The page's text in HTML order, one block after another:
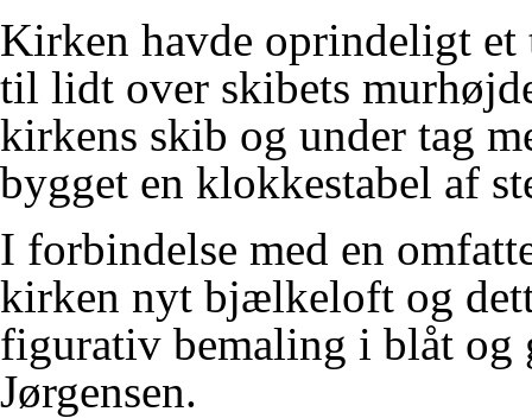
Kirken havde oprindeligt et
til lidt over skibets
kirkens skib og under tag
bygget en klokkestabel af
I forbindelse med en
kirken nyt bjælkeloft og
figurativ bemaling i blåt og
Jørgensen.